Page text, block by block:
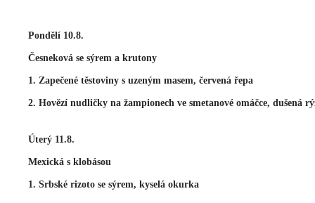
Pondělí 10.8.
Česneková se sýrem a krutony
1. Zapečené těstoviny s uzeným masem, červená řepa
2. Hovězí nudličky na žampionech ve smetanové omáčce, dušená
Úterý 11.8.
Mexická s klobásou
1. Srbské rizoto se sýrem, kyselá okurka